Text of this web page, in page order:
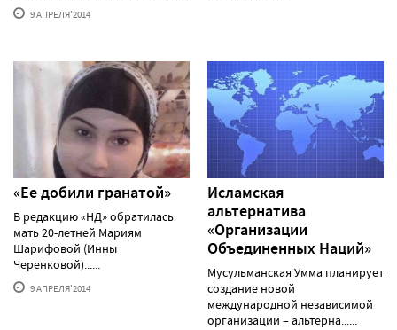
9 АПРЕЛЯ'2014
«Ее добили гранатой»
В редакцию «НД» обратилась
мать 20-летней Мариям
Шарифовой (Инны
Черенковой)......
9 АПРЕЛЯ'2014
Исламская
альтернатива
«Организации
Объединенных Наций»
Мусульманская Умма планирует
создание новой
международной независимой
организации – альтерна......